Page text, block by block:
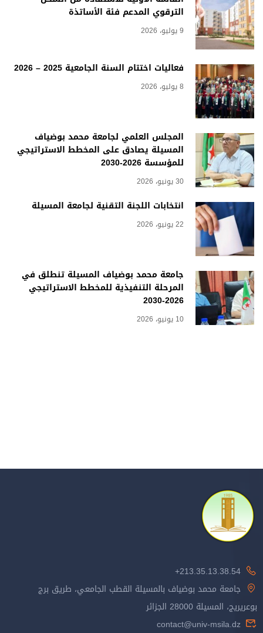
الترقوي المدعم فئة الأساتذة
9 يوليو، 2026
فعاليات اختتام السنة الجامعية 2025 – 2026
8 يوليو، 2026
المجلس العلمي لجامعة محمد بوضياف
المسيلة يصادق على المخطط الاستراتيجي
للمؤسسة 2026-2030
30 يونيو، 2026
انتخابات اللجنة التقنية لجامعة المسيلة
22 يونيو، 2026
جامعة محمد بوضياف المسيلة تنطلق في
المرحلة التنفيذية للمخطط الاستراتيجي
2026-2030
10 يونيو، 2026
213.35.13.38.54+
جامعة محمد بوضياف بالمسيلة القطب الجامعي، طريق برج
بوعريريج، المسيلة 28000 الجزائر
contact@univ-msila.dz